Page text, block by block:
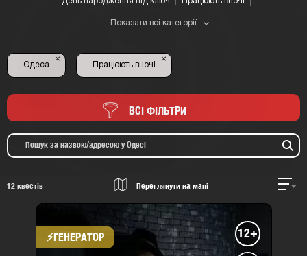
Показати всі категорії
Одеса
×
Працюють вночі
×
ВСІ ФІЛЬТРИ
12 квестів Переглянути на мапі
⚡​ГЕНЕРАТОР 12+